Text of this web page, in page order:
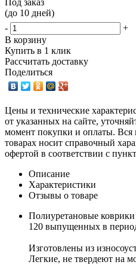
(до 10 дней)
-
+
В корзину
Купить в 1 клик
Рассчитать доставку
Поделиться
Цены и технические
от указанных на сайте,
момент покупки и оплаты. Вся
товарах носит справочный
офертой в соответствии с
Описание
Характеристики
Отзывы о товаре
Полиуретановые
120 выпущенных в
Изготовлены из
Легкие, не твердеют на